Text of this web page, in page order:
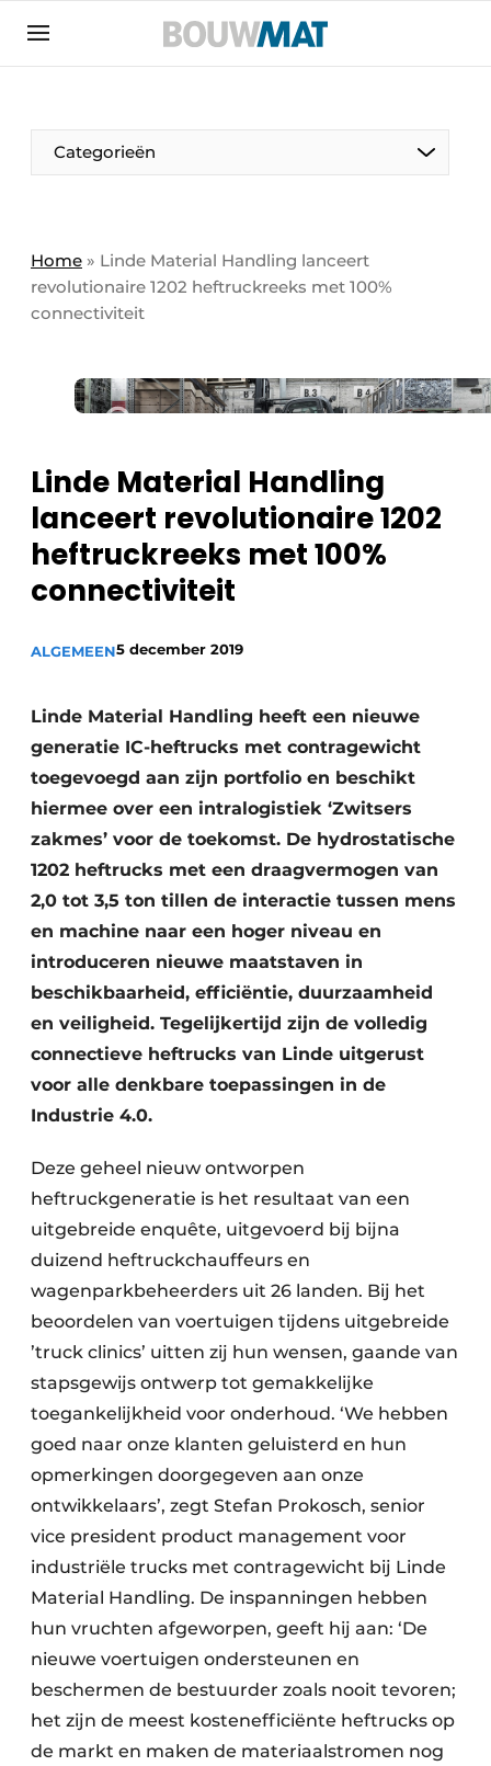
Aanmelden
Bedrijven
Bedrijven
Contact
Direct contact
Meest gelezen
Privacy / Cookie statement
Vacature aanmelden
Vacatures
Categorieën
Home » Linde Material Handling lanceert
revolutionaire 1202 heftruckreeks met 100%
connectiviteit
Linde Material Handling
lanceert revolutionaire 1202
heftruckreeks met 100%
connectiviteit
ALGEMEEN5 december 2019
Linde Material Handling heeft een nieuwe
generatie IC-heftrucks met contragewicht
toegevoegd aan zijn portfolio en beschikt
hiermee over een intralogistiek ‘Zwitsers
zakmes’ voor de toekomst. De hydrostatische
1202 heftrucks met een draagvermogen van
2,0 tot 3,5 ton tillen de interactie tussen mens
en machine naar een hoger niveau en
introduceren nieuwe maatstaven in
beschikbaarheid, efficiëntie, duurzaamheid
en veiligheid. Tegelijkertijd zijn de volledig
connectieve heftrucks van Linde uitgerust
voor alle denkbare toepassingen in de
Industrie 4.0.
Deze geheel nieuw ontworpen
heftruckgeneratie is het resultaat van een
uitgebreide enquête, uitgevoerd bij bijna
duizend heftruckchauffeurs en
wagenparkbeheerders uit 26 landen. Bij het
beoordelen van voertuigen tijdens uitgebreide
’truck clinics’ uitten zij hun wensen, gaande van
stapsgewijs ontwerp tot gemakkelijke
toegankelijkheid voor onderhoud. ‘We hebben
goed naar onze klanten geluisterd en hun
opmerkingen doorgegeven aan onze
ontwikkelaars’, zegt Stefan Prokosch, senior
vice president product management voor
industriële trucks met contragewicht bij Linde
Material Handling. De inspanningen hebben
hun vruchten afgeworpen, geeft hij aan: ‘De
nieuwe voertuigen ondersteunen en
beschermen de bestuurder zoals nooit tevoren;
het zijn de meest kostenefficiënte heftrucks op
de markt en maken de materiaalstromen nog